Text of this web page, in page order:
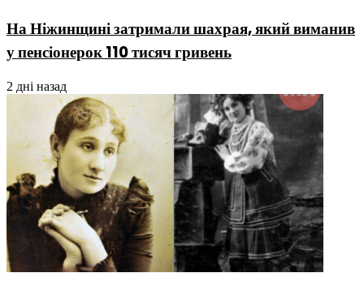
На Ніжинщині затримали шахрая, який виманив
у пенсіонерок 110 тисяч гривень
2 дні назад